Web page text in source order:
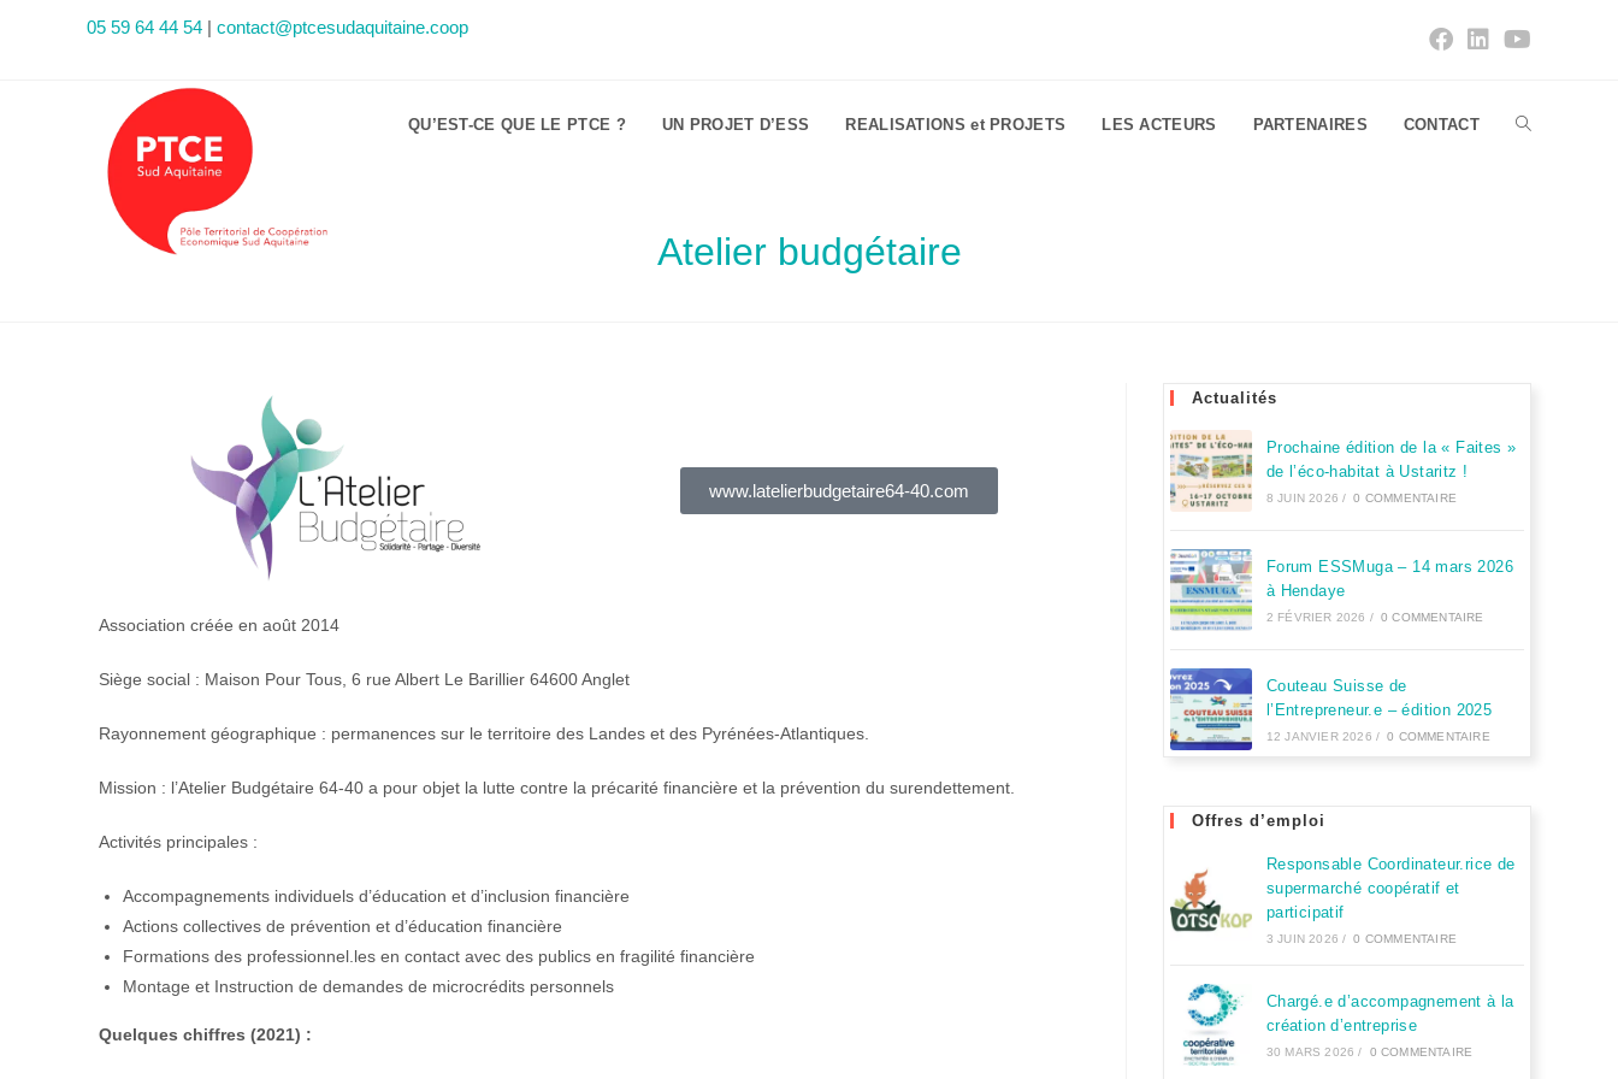
05 59 64 44 54 | contact@ptcesudaquitaine.coop
QU’EST-CE QUE LE PTCE ? UN PROJET D’ESS REALISATIONS et PROJETS LES ACTEURS PARTENAIRES CONTACT
Atelier budgétaire
www.latelierbudgetaire64-40.com
Association créée en août 2014
Siège social : Maison Pour Tous, 6 rue Albert Le Barillier 64600 Anglet
Rayonnement géographique : permanences sur le territoire des Landes et des Pyrénées-Atlantiques.
Mission : l’Atelier Budgétaire 64-40 a pour objet la lutte contre la précarité financière et la prévention du surendettement.
Activités principales :
Accompagnements individuels d’éducation et d’inclusion financière
Actions collectives de prévention et d’éducation financière
Formations des professionnel.les en contact avec des publics en fragilité financière
Montage et Instruction de demandes de microcrédits personnels
Quelques chiffres (2021) :
Actualités
Prochaine édition de la « Faites »
de l’éco-habitat à Ustaritz !
8 JUIN 2026 / 0 COMMENTAIRE
Forum ESSMuga – 14 mars 2026
à Hendaye
2 FÉVRIER 2026 / 0 COMMENTAIRE
Couteau Suisse de
l’Entrepreneur.e – édition 2025
12 JANVIER 2026 / 0 COMMENTAIRE
Offres d’emploi
Responsable Coordinateur.rice de
supermarché coopératif et
participatif
3 JUIN 2026 / 0 COMMENTAIRE
Chargé.e d’accompagnement à la
création d’entreprise
30 MARS 2026 / 0 COMMENTAIRE